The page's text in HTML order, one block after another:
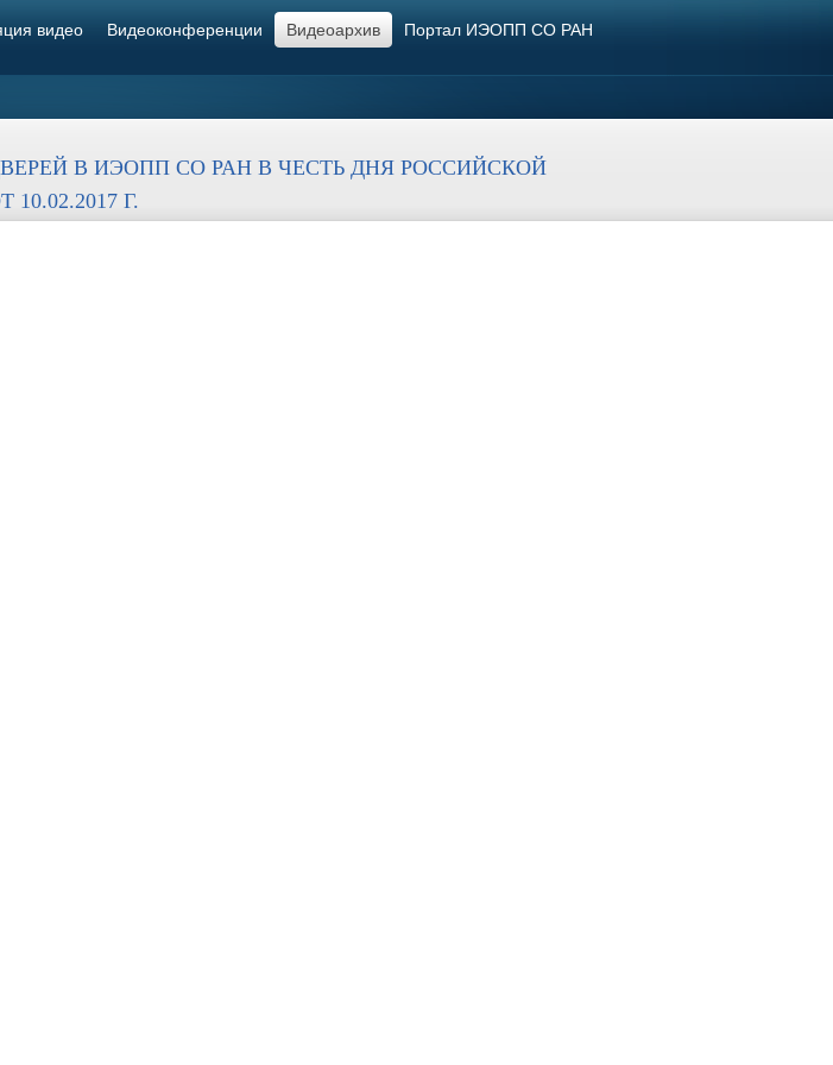
видео Видеоконференции Видеоархив Портал ИЭОПП СО РАН
В ИЭОПП СО РАН В ЧЕСТЬ ДНЯ РОССИЙСКОЙ
Г.